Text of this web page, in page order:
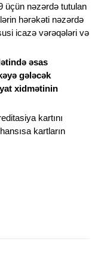
üçün nəzərdə tutulan
hərəkəti nəzərdə
icazə vərəqələri və
əsas
gələcək
xidmətinin
kartını
kartların